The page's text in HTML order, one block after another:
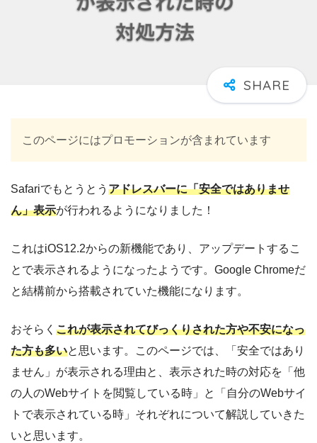
このページにはプロモーションが含まれています
Safariでもとうとう アドレスバーに「安全ではありませ
ん」表示が行われるようになりました！
これはiOS12.2からの新機能であり、アップデートするこ
とで表示されるようになったようです。Google Chromeだ
と結構前から搭載されていた機能になります。
おそらく これが表示されてびっくりされた方や不安になっ
た方も多いと思います。このページでは、「安全ではあり
ません」が表示される理由と、表示された時の対応を「他
の人のWebサイトを閲覧している時」と「自分のWebサイ
トで表示されている時」それぞれについて解説していきた
いと思います。